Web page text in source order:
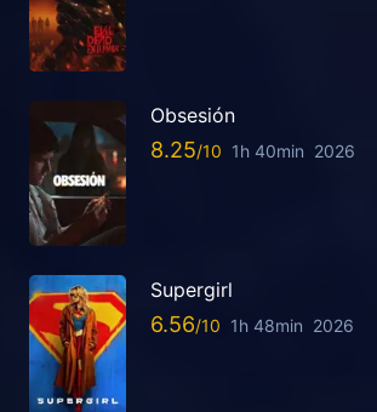
Obsesión
8.25 1h 40min 2026
Supergirl
6.56 1h 48min 2026